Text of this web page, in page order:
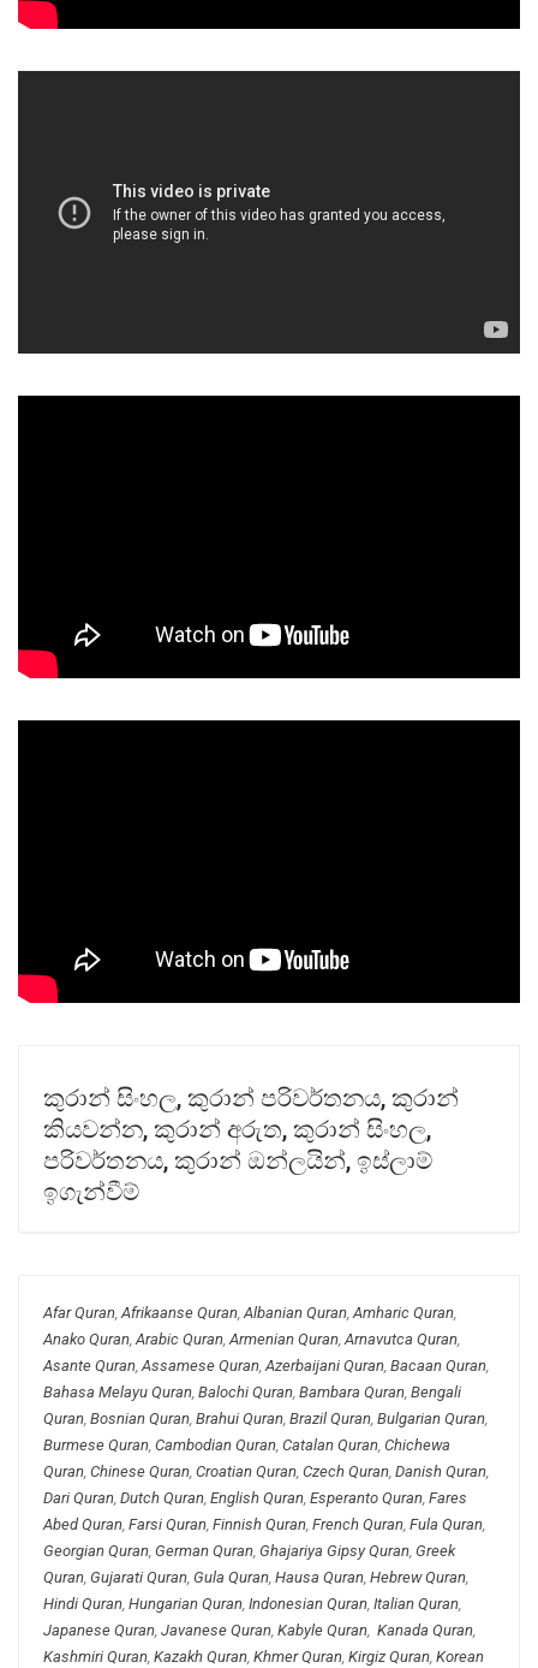
කුරාන් සිංහල, කුරාන් පරිවර්තනය, කුරාන්
කියවන්න, කුරාන් අරුත, කුරාන් සිංහල,
පරිවර්තනය, කුරාන් ඔන්ලයින්, ඉස්ලාම්
ඉගැන්වීම්
Afar Quran,Afrikaanse Quran,Albanian Quran,Amharic Quran,
Anako Quran,Arabic Quran,Armenian Quran,Arnavutca Quran,
Asante Quran,Assamese Quran,Azerbaijani Quran, Bacaan Quran,
Bahasa Melayu Quran, Balochi Quran, Bambara Quran, Bengali
Quran, Bosnian Quran, Brahui Quran, Brazil Quran, Bulgarian Quran,
Burmese Quran, Cambodian Quran, Catalan Quran, Chichewa
Quran, Chinese Quran, Croatian Quran, Czech Quran, Danish Quran,
Dari Quran, Dutch Quran, English Quran, Esperanto Quran, Fares
Abed Quran, Farsi Quran, Finnish Quran, French Quran, Fula Quran,
Georgian Quran, German Quran, Ghajariya Gipsy Quran, Greek
Quran, Gujarati Quran, Gula Quran, Hausa Quran, Hebrew Quran,
Hindi Quran, Hungarian Quran, Indonesian Quran, Italian Quran,
Japanese Quran, Javanese Quran, Kabyle Quran, Kanada Quran,
Kashmiri Quran, Kazakh Quran, Khmer Quran, Kirgiz Quran, Korean